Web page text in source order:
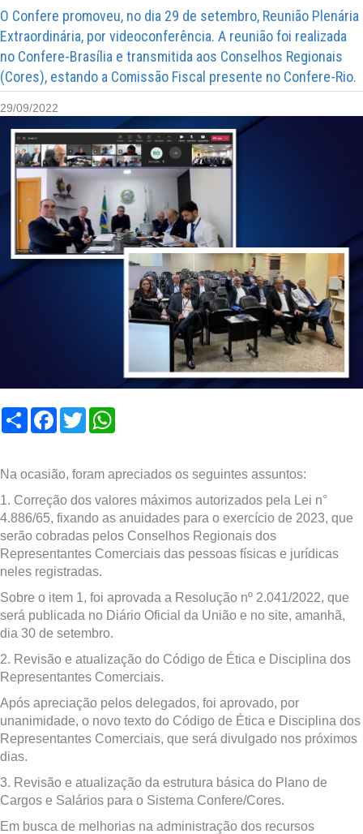
O Confere promoveu, no dia 29 de setembro, Reunião Plenária
Extraordinária, por videoconferência. A reunião foi realizada
no Confere-Brasília e transmitida aos Conselhos Regionais
(Cores), estando a Comissão Fiscal presente no Confere-Rio.
29/09/2022
Compartilhar
Facebook
Twitter
Na ocasião, foram apreciados os seguintes assuntos:
1. Correção dos valores máximos autorizados pela Lei n°
4.886/65, fixando as anuidades para o exercício de 2023, que
serão cobradas pelos Conselhos Regionais dos
Representantes Comerciais das pessoas físicas e jurídicas
neles registradas.
Sobre o item 1, foi aprovada a Resolução nº 2.041/2022, que
será publicada no Diário Oficial da União e no site, amanhã,
dia 30 de setembro.
2. Revisão e atualização do Código de Ética e Disciplina dos
Representantes Comerciais.
Após apreciação pelos delegados, foi aprovado, por
unanimidade, o novo texto do Código de Ética e Disciplina dos
Representantes Comerciais, que será divulgado nos próximos
dias.
3. Revisão e atualização da estrutura básica do Plano de
Cargos e Salários para o Sistema Confere/Cores.
Em busca de melhorias na administração dos recursos